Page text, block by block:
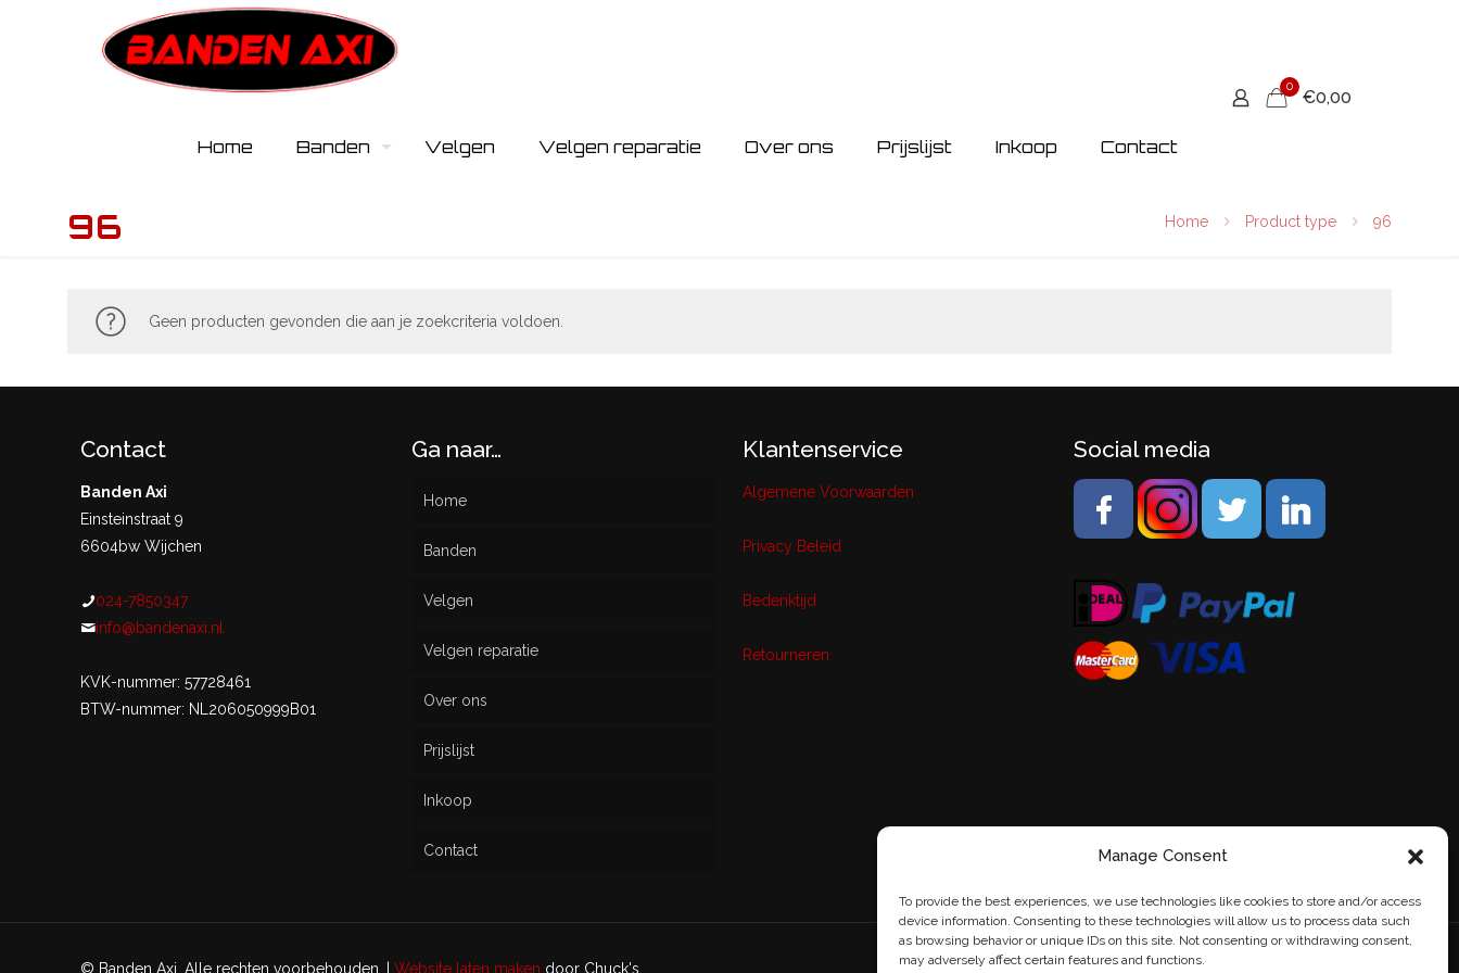
Manage Consent
To provide the best experiences, we use technologies like cookies to store and/or access
device information. Consenting to these technologies will allow us to process data such
as browsing behavior or unique IDs on this site. Not consenting or withdrawing consent,
may adversely affect certain features and functions.
Home Banden Velgen Velgen reparatie Over ons Prijslijst Inkoop Contact
0
€0,00
96 Home Product type 96
Geen producten gevonden die aan je zoekcriteria voldoen.
Contact
Banden Axi
Einsteinstraat 9
6604bw Wijchen
024-7850347
info@bandenaxi.nl
KVK-nummer: 57728461
BTW-nummer: NL206050999B01
Ga naar…
Home
Banden
Nieuw
Gebruikt
Velgen
Velgen reparatie
Over ons
Prijslijst
Inkoop
Contact
Klantenservice
Algemene Voorwaarden
Privacy Beleid
Bedenktijd
Retourneren
Social media
© Banden Axi. Alle rechten voorbehouden. | Website laten maken door Chuck's